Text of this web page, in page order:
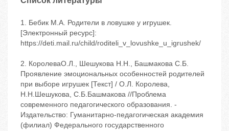
1. Бебик М.А. Родители в ловушке у игрушек.
[Электронный ресурс]:
https://deti.mail.ru/child/roditeli_v_lovushke_u_igrushek/
2. КоролеваО.Л., Шешукова Н.Н., Башмакова С.Б.
Проявление эмоциональных особенностей родителей
при выборе игрушек [Текст] / О.Л. Королева,
Н.Н.Шешукова, С.Б.Башмакова //Проблема
современного педагогического образования. -
Издательство: Гуманитарно-педагогическая академия
(филиал) Федерального государственного